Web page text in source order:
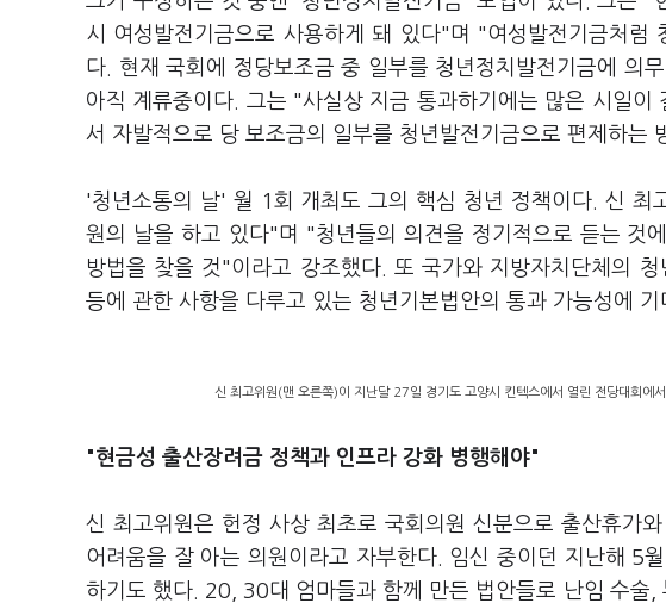
시 여성발전기금으로 사용하게 돼 있다"며 "여성발전기금처럼
다. 현재 국회에 정당보조금 중 일부를 청년정치발전기금에 의
아직 계류중이다. 그는 "사실상 지금 통과하기에는 많은 시일이
서 자발적으로 당 보조금의 일부를 청년발전기금으로 편제하는
'청년소통의 날' 월 1회 개최도 그의 핵심 청년 정책이다. 신 최
원의 날을 하고 있다"며 "청년들의 의견을 정기적으로 듣는 것
방법을 찾을 것"이라고 강조했다. 또 국가와 지방자치단체의
등에 관한 사항을 다루고 있는 청년기본법안의 통과 가능성에 기
신 최고위원(맨 오른쪽)이 지난달 27일 경기도 고양시 킨텍스에서 열린 전당대회에
"현금성 출산장려금 정책과 인프라 강화 병행해야"
신 최고위원은 헌정 사상 최초로 국회의원 신분으로 출산휴가
어려움을 잘 아는 의원이라고 자부한다. 임신 중이던 지난해 5
하기도 했다. 20, 30대 엄마들과 함께 만든 법안들로 난임 수술,